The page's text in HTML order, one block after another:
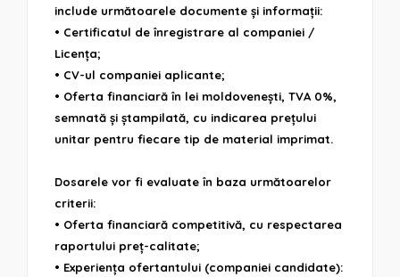
include următoarele documente și informații:
• Certificatul de înregistrare al companiei /
Licența;
• CV-ul companiei aplicante;
• Oferta financiară în lei moldovenești, TVA 0%,
semnată și ștampilată, cu indicarea prețului
unitar pentru fiecare tip de material imprimat.
Dosarele vor fi evaluate în baza următoarelor
criterii:
• Oferta financiară competitivă, cu respectarea
raportului preț-calitate;
• Experiența ofertantului (companiei candidate):